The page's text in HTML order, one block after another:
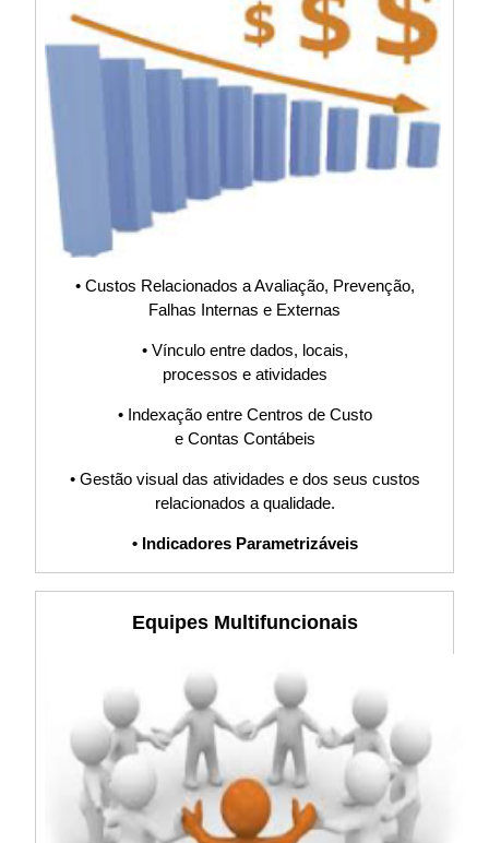
• Custos Relacionados a Avaliação, Prevenção,
Falhas Internas e Externas
• Vínculo entre dados, locais,
processos e atividades
• Indexação entre Centros de Custo
e Contas Contábeis
• Gestão visual das atividades e dos seus custos
relacionados a qualidade.
• Indicadores Parametrizáveis
Equipes Multifuncionais
Sistema,
@S9000, APQP,
AIAG, IATF,
SWOT, Fases e
Elementos Focus,
Procedimento,
POP, Fluxograma,
PDCA, Planilha,
Indicadores, KPI,
Software, Sistema
S9000, ISO22301,
Controle de
Documentos, Lista